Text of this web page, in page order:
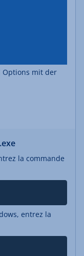
Options mit der
la commande
entrez la